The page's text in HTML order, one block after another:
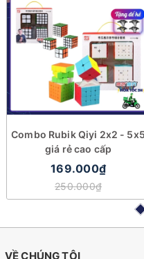
Combo Rubik Qiyi 2x2 - 5x5
giá rẻ cao cấp
169.000₫
250.000₫
VỀ CHÚNG TÔI